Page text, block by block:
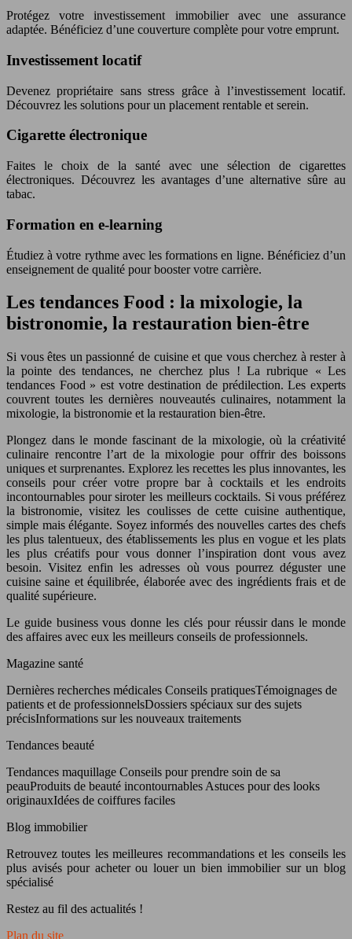
Protégez votre investissement immobilier avec une assurance
adaptée. Bénéficiez d’une couverture complète pour votre emprunt.
Investissement locatif
Devenez propriétaire sans stress grâce à l’investissement locatif.
Découvrez les solutions pour un placement rentable et serein.
Cigarette électronique
Faites le choix de la santé avec une sélection de cigarettes
électroniques. Découvrez les avantages d’une alternative sûre au
tabac.
Formation en e-learning
Étudiez à votre rythme avec les formations en ligne. Bénéficiez d’un
enseignement de qualité pour booster votre carrière.
Les tendances Food : la mixologie, la
bistronomie, la restauration bien-être
Si vous êtes un passionné de cuisine et que vous cherchez à rester à
la pointe des tendances, ne cherchez plus ! La rubrique « Les
tendances Food » est votre destination de prédilection. Les experts
couvrent toutes les dernières nouveautés culinaires, notamment la
mixologie, la bistronomie et la restauration bien-être.
Plongez dans le monde fascinant de la mixologie, où la créativité
culinaire rencontre l’art de la mixologie pour offrir des boissons
uniques et surprenantes. Explorez les recettes les plus innovantes, les
conseils pour créer votre propre bar à cocktails et les endroits
incontournables pour siroter les meilleurs cocktails. Si vous préférez
la bistronomie, visitez les coulisses de cette cuisine authentique,
simple mais élégante. Soyez informés des nouvelles cartes des chefs
les plus talentueux, des établissements les plus en vogue et les plats
les plus créatifs pour vous donner l’inspiration dont vous avez
besoin. Visitez enfin les adresses où vous pourrez déguster une
cuisine saine et équilibrée, élaborée avec des ingrédients frais et de
qualité supérieure.
Le guide business vous donne les clés pour réussir dans le monde
des affaires avec eux les meilleurs conseils de professionnels.
Magazine santé
Dernières recherches médicales Conseils pratiquesTémoignages de
patients et de professionnelsDossiers spéciaux sur des sujets
précisInformations sur les nouveaux traitements
Tendances beauté
Tendances maquillage Conseils pour prendre soin de sa
peauProduits de beauté incontournables Astuces pour des looks
originauxIdées de coiffures faciles
Blog immobilier
Retrouvez toutes les meilleures recommandations et les conseils les
plus avisés pour acheter ou louer un bien immobilier sur un blog
spécialisé
Restez au fil des actualités !
Plan du site